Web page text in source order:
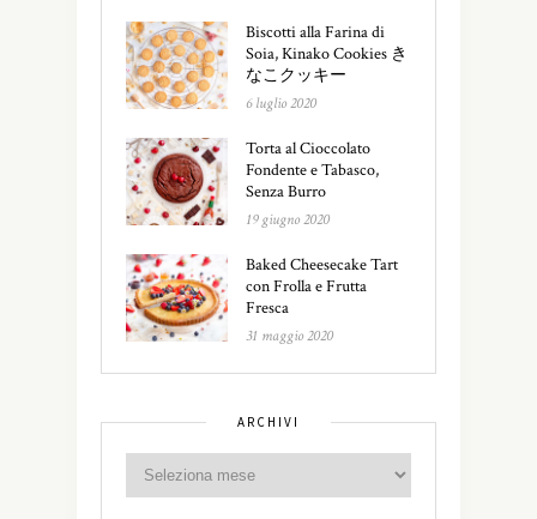
Biscotti alla Farina di
Soia, Kinako Cookies き
なこクッキー
6 luglio 2020
Torta al Cioccolato
Fondente e Tabasco,
Senza Burro
19 giugno 2020
Baked Cheesecake Tart
con Frolla e Frutta
Fresca
31 maggio 2020
ARCHIVI